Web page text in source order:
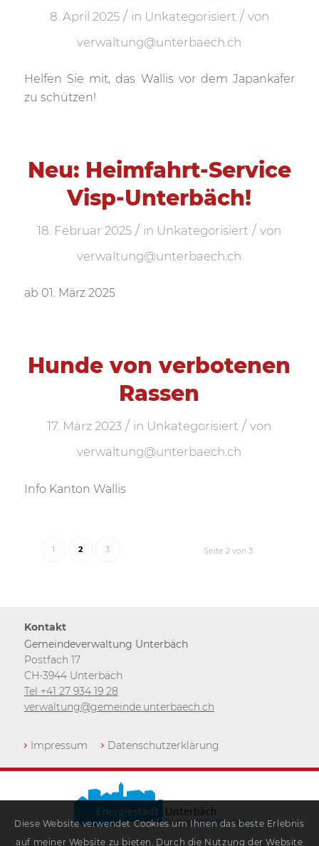
8. April 2025 / in Unkategorisiert / von
verwaltung@unterbaech.ch
Helfen Sie mit, das Wallis vor dem Japankäfer
zu schützen!
Neu: Heimfahrt-Service
Visp-Unterbäch!
18. Februar 2025 / in Unkategorisiert / von
verwaltung@unterbaech.ch
ab 01. März 2025
Hunde von verbotenen
Rassen
17. März 2023 / in Unkategorisiert / von
verwaltung@unterbaech.ch
Info Kanton Wallis
Seite 2 von 3
1 2 3
Kontakt
Gemeindeverwaltung Unterbäch
Postfach 17
CH-3944 Unterbäch
Tel +41 27 934 19 28
verwaltung@gemeinde.unterbaech.ch
Impressum Datenschutzerklärung
Diese Website verwendet Cookies um Ihnen das beste Erlebnis
auf meiner Website zu bieten. Durch die Nutzung der Website